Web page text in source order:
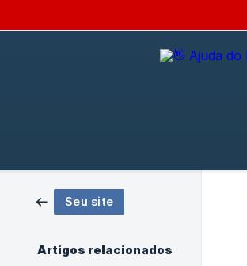
Seu site
Artigos relacionados